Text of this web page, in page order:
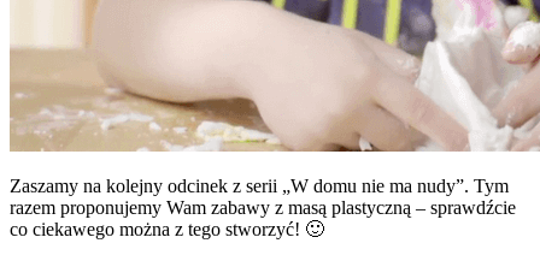
Zaszamy na kolejny odcinek z serii „W domu nie ma nudy”. Tym
razem proponujemy Wam zabawy z masą plastyczną – sprawdźcie
co ciekawego można z tego stworzyć! 🙂